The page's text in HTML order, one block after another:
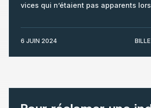
vices qui n’étaient pas apparents
6 JUIN 2024